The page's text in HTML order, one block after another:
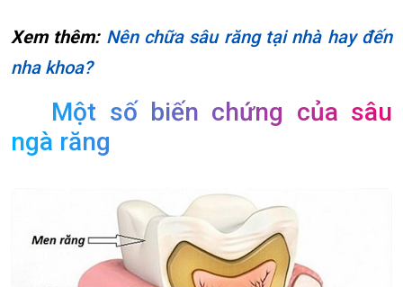
Xem thêm: Nên chữa sâu răng tại nhà hay đến
nha khoa?
Một số biến chứng của sâu
ngà răng